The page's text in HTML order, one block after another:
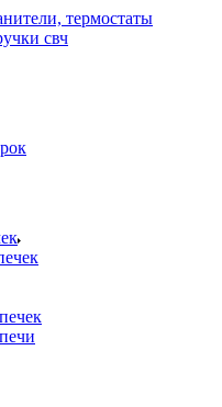
термостаты
свч